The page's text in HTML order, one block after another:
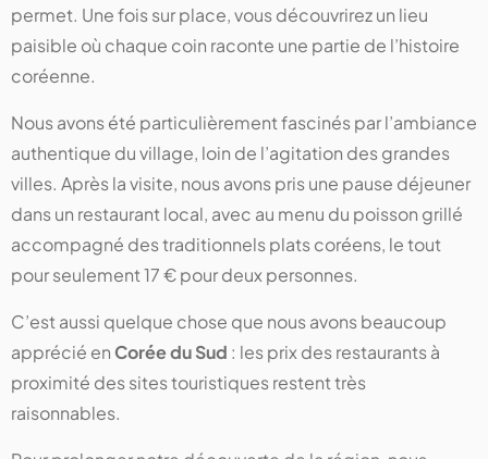
permet. Une fois sur place, vous découvrirez un lieu
paisible où chaque coin raconte une partie de l’histoire
coréenne.
Nous avons été particulièrement fascinés par l’ambiance
authentique du village, loin de l’agitation des grandes
villes. Après la visite, nous avons pris une pause déjeuner
dans un restaurant local, avec au menu du poisson grillé
accompagné des traditionnels plats coréens, le tout
pour seulement 17 € pour deux personnes.
C’est aussi quelque chose que nous avons beaucoup
apprécié en Corée du Sud : les prix des restaurants à
proximité des sites touristiques restent très
raisonnables.